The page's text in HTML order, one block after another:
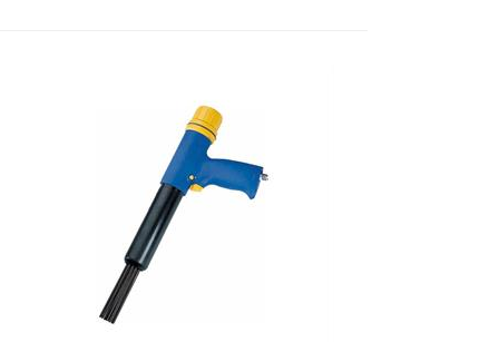
kg (5,7 lbs) Luftforbrug: 100 L/min. (3,5
cfm) Nåle ø 3mm: 19 stk. Lufttryk: 7 bar
(100 psi) maks. Forbindelse: G 3/8 ''
Støjniveau: 109 dB (A)